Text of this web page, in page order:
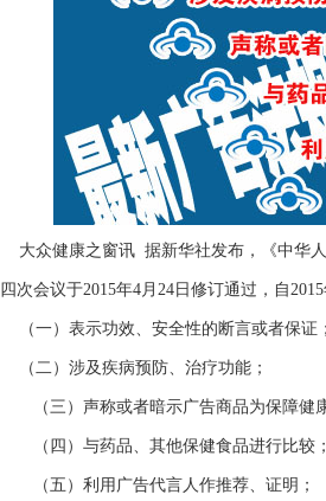
大众健康之窗讯 据新华社发布，《中华
四次会议于2015年4月24日修订通过，自
（一）表示功效、安全性的断言或者保证；
（二）涉及疾病预防、治疗功能；
（三）声称或者暗示广告商品为保障健康
（四）与药品、其他保健食品进行比较；
（五）利用广告代言人作推荐、证明；